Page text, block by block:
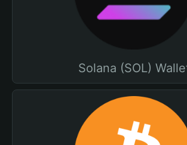
Solana (SOL)